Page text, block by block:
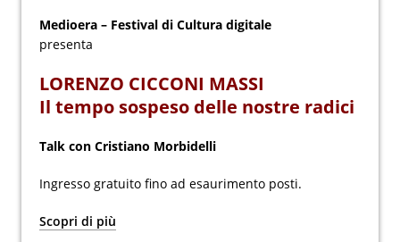
Medioera – Festival di Cultura digitale
presenta
LORENZO CICCONI MASSI
Il tempo sospeso delle nostre radici
Talk con Cristiano Morbidelli
Ingresso gratuito fino ad esaurimento posti.
Scopri di più